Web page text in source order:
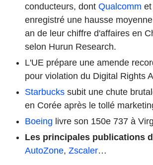
conducteurs, dont Qualcomm et
enregistré une hausse
an de leur chiffre d'affaires en
selon Hurun Research.
L'UE prépare une amende
pour violation du Digital Rights
Starbucks subit une chute
en Corée après le tollé
Boeing livre son 150e 737 à
Les principales publications
AutoZone, Zscaler…